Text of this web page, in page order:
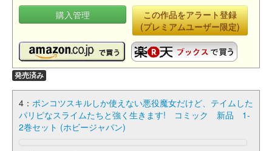
購入管理
この作品をアラート登録
(プレミアムユーザー限定)
発売済み
4： ポンコツスキルしか使えない悪役魔女だけど、テイムした
パリピなスライムたちと強く生きます! コミック 新品 1-
2巻セット (ホビージャパン)